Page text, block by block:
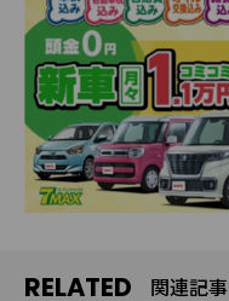
RELATED 関連記事